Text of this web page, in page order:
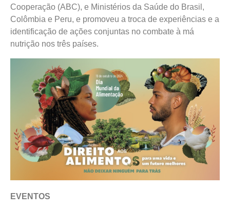
Cooperação (ABC), e Ministérios da Saúde do Brasil,
Colômbia e Peru, e promoveu a troca de experiências e a
identificação de ações conjuntas no combate à má
nutrição nos três países.
EVENTOS